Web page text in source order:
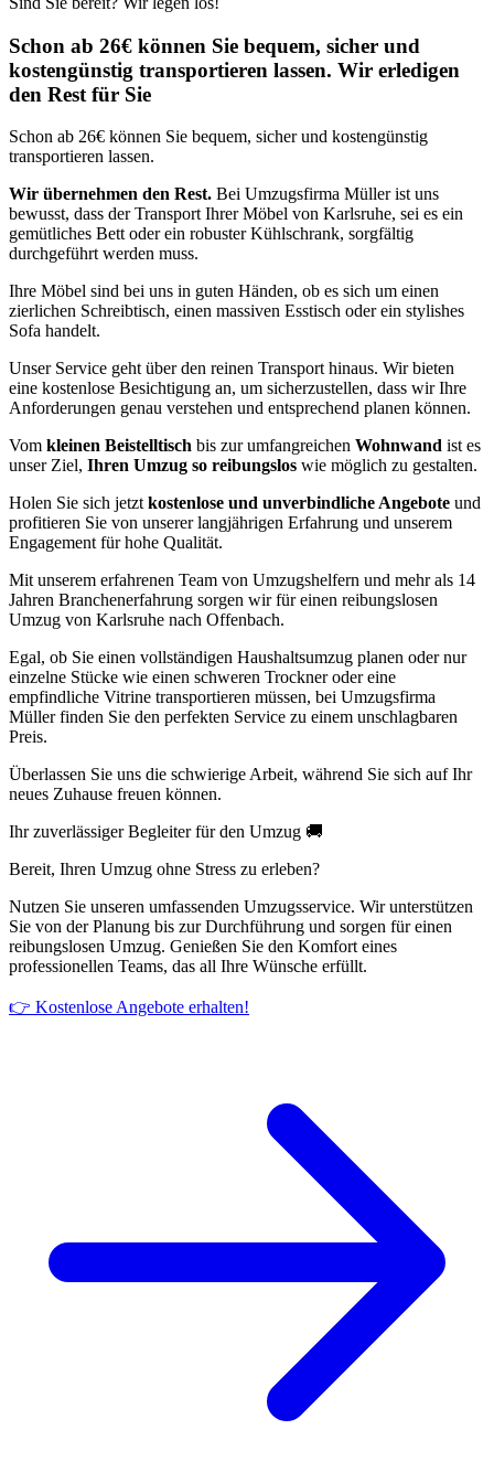
Schon ab 26€ können Sie bequem, sicher und
kostengünstig transportieren lassen. Wir erledigen
den Rest für Sie
Schon ab 26€ können Sie bequem, sicher und kostengünstig
transportieren lassen.
Wir übernehmen den Rest. Bei Umzugsfirma Müller ist uns
bewusst, dass der Transport Ihrer Möbel von Karlsruhe, sei es ein
gemütliches Bett oder ein robuster Kühlschrank, sorgfältig
durchgeführt werden muss.
Ihre Möbel sind bei uns in guten Händen, ob es sich um einen
zierlichen Schreibtisch, einen massiven Esstisch oder ein stylishes
Sofa handelt.
Unser Service geht über den reinen Transport hinaus. Wir bieten
eine kostenlose Besichtigung an, um sicherzustellen, dass wir Ihre
Anforderungen genau verstehen und entsprechend planen können.
Vom kleinen Beistelltisch bis zur umfangreichen Wohnwand ist es
unser Ziel, Ihren Umzug so reibungslos wie möglich zu gestalten.
Holen Sie sich jetzt kostenlose und unverbindliche Angebote und
profitieren Sie von unserer langjährigen Erfahrung und unserem
Engagement für hohe Qualität.
Mit unserem erfahrenen Team von Umzugshelfern und mehr als 14
Jahren Branchenerfahrung sorgen wir für einen reibungslosen
Umzug von Karlsruhe nach Offenbach.
Egal, ob Sie einen vollständigen Haushaltsumzug planen oder nur
einzelne Stücke wie einen schweren Trockner oder eine
empfindliche Vitrine transportieren müssen, bei Umzugsfirma
Müller finden Sie den perfekten Service zu einem unschlagbaren
Preis.
Überlassen Sie uns die schwierige Arbeit, während Sie sich auf Ihr
neues Zuhause freuen können.
Ihr zuverlässiger Begleiter für den Umzug 🚚
Bereit, Ihren Umzug ohne Stress zu erleben?
Nutzen Sie unseren umfassenden Umzugsservice. Wir unterstützen
Sie von der Planung bis zur Durchführung und sorgen für einen
reibungslosen Umzug. Genießen Sie den Komfort eines
professionellen Teams, das all Ihre Wünsche erfüllt.
👉 Kostenlose Angebote erhalten!